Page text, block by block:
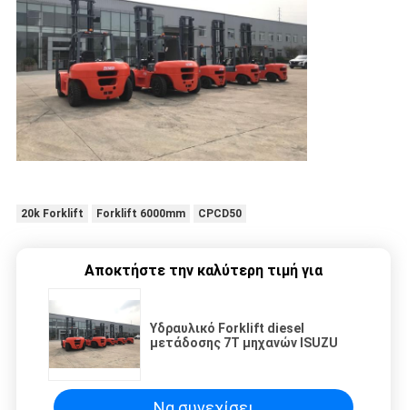
20k Forklift Forklift 6000mm CPCD50
Αποκτήστε την καλύτερη τιμή για
Υδραυλικό Forklift diesel
μετάδοσης 7T μηχανών ISUZU